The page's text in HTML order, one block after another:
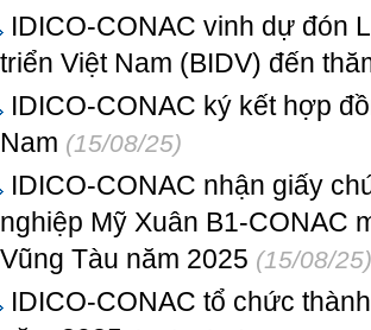
IDICO-CONAC vinh dự đón
triển Việt Nam (BIDV) đến
IDICO-CONAC ký kết hợp
Nam (15/08/25)
IDICO-CONAC nhận giấy
nghiệp Mỹ Xuân B1-CONAC
Vũng Tàu năm 2025 (15/08/25)
IDICO-CONAC tổ chức